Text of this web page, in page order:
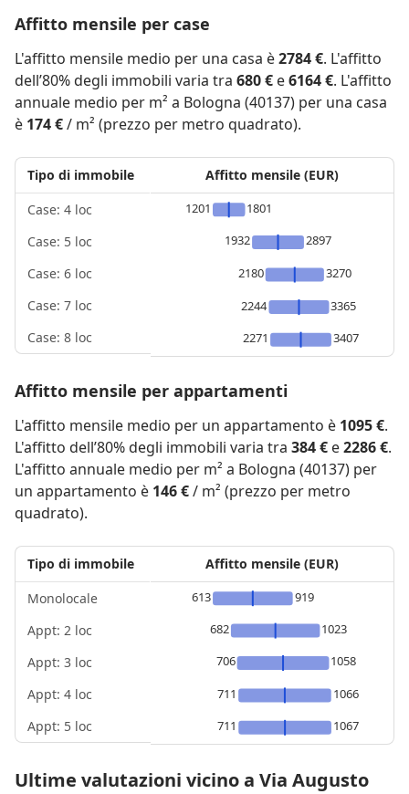
Affitto mensile per case
L'affitto mensile medio per una casa è2784 €. L'affitto
dell’80% degli immobili varia tra 680 € e6164 €. L'affitto
annuale medio per m² a Bologna (40137) per una casa
è 174 €/ m² (prezzo per metro quadrato).
Tipo di immobile
Case: 4 loc
Case: 5 loc
Case: 6 loc
Case: 7 loc
Case: 8 loc
Affitto mensile (EUR)
1201
1801
1932
2897
2180
3270
2244
3365
2271
3407
Affitto mensile per appartamenti
L'affitto mensile medio per un appartamento è 1095 €.
L'affitto dell’80% degli immobili varia tra 384 € e2286 €.
L'affitto annuale medio per m² a Bologna (40137) per
un appartamento è 146 €/ m² (prezzo per metro
quadrato).
Tipo di immobile
Monolocale
Appt: 2 loc
Appt: 3 loc
Appt: 4 loc
Appt: 5 loc
Affitto mensile (EUR)
613
919
682
1023
706
1058
711
1066
711
1067
Ultime valutazioni vicino a Via Augusto